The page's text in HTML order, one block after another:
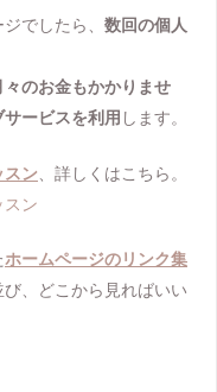
でしたら、 数回の個人
々のお金もかかりませ
ービスを利用 します。
スン 、詳しくはこちら。
スン
ホームページのリンク集
、どこから見ればいい